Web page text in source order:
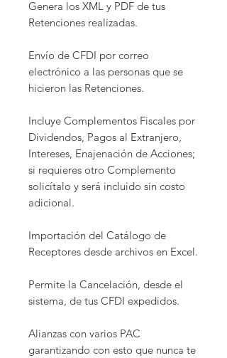
Genera los XML y PDF de tus
Retenciones realizadas.
Envío de CFDI por correo
electrónico a las personas que se
hicieron las Retenciones.
Incluye Complementos Fiscales por
Dividendos, Pagos al Extranjero,
Intereses, Enajenación de Acciones;
si requieres otro Complemento
solicítalo y será incluido sin costo
adicional.
Importación del Catálogo de
Receptores desde archivos en Excel.
Permite la Cancelación, desde el
sistema, de tus CFDI expedidos.
Alianzas con varios PAC
garantizando con esto que nunca te